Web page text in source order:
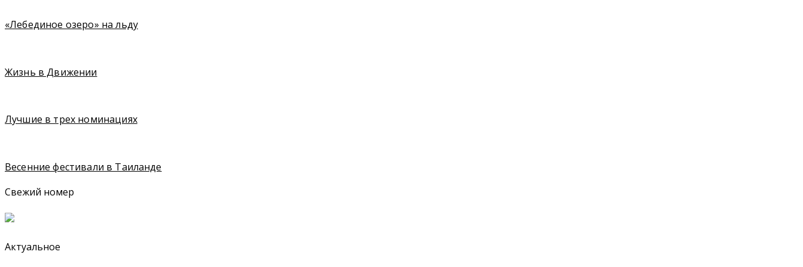
«Лебединое озеро» на льду
Жизнь в Движении
Лучшие в трех номинациях
Весенние фестивали в Таиланде
Свежий номер
Актуальное